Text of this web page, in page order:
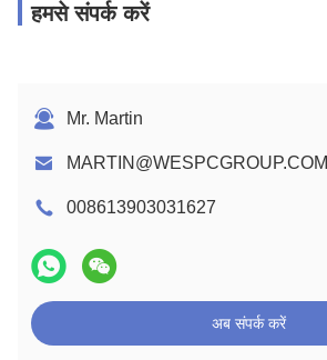
हमसे संपर्क करें
Mr. Martin
MARTIN@WESPCGROUP.COM
008613903031627
अब संपर्क करें